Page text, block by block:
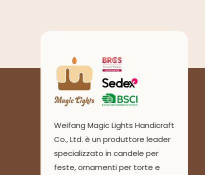
Weifang Magic Lights Handicraft
Co., Ltd. è un produttore leader
specializzato in candele per
feste, ornamenti per torte e